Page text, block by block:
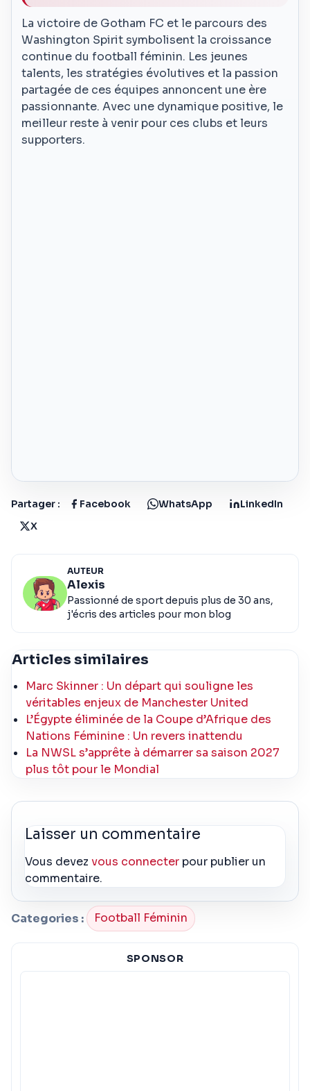
La victoire de Gotham FC et le parcours des
Washington Spirit symbolisent la croissance
continue du football féminin. Les jeunes
talents, les stratégies évolutives et la passion
partagée de ces équipes annoncent une ère
passionnante. Avec une dynamique positive, le
meilleur reste à venir pour ces clubs et leurs
supporters.
Partager : Facebook WhatsApp
LinkedIn
X
AUTEUR
Alexis
Passionné de sport depuis plus de 30 ans,
j'écris des articles pour mon blog
Articles similaires
Marc Skinner : Un départ qui souligne les
véritables enjeux de Manchester United
L’Égypte éliminée de la Coupe d’Afrique des
Nations Féminine : Un revers inattendu
La NWSL s’apprête à démarrer sa saison 2027
plus tôt pour le Mondial
Laisser un commentaire
Vous devezvous connecter pour publier un
commentaire.
Categories : Football Féminin
SPONSOR